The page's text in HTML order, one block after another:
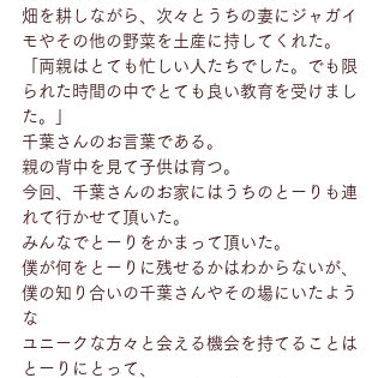
畑を耕しながら、次々とうちの妻にジャガイ
モやその他の野菜を土産に持してくれた。
「両親はとても忙しい人たちでした。でも限
られた時間の中でとても良い教育を受けまし
た。」
千葉さんのお言葉である。
親の背中を見て子供は育つ。
今回、千葉さんのお家にはうちのとーりも連
れて行かせて頂いた。
みんなでとーりをかまって頂いた。
僕が何をとーりに残せるかはわからないが、
僕の知り合いの千葉さんやその場にいたよう
な
ユニークな方々と会える機会を持てることは
とーりにとって、